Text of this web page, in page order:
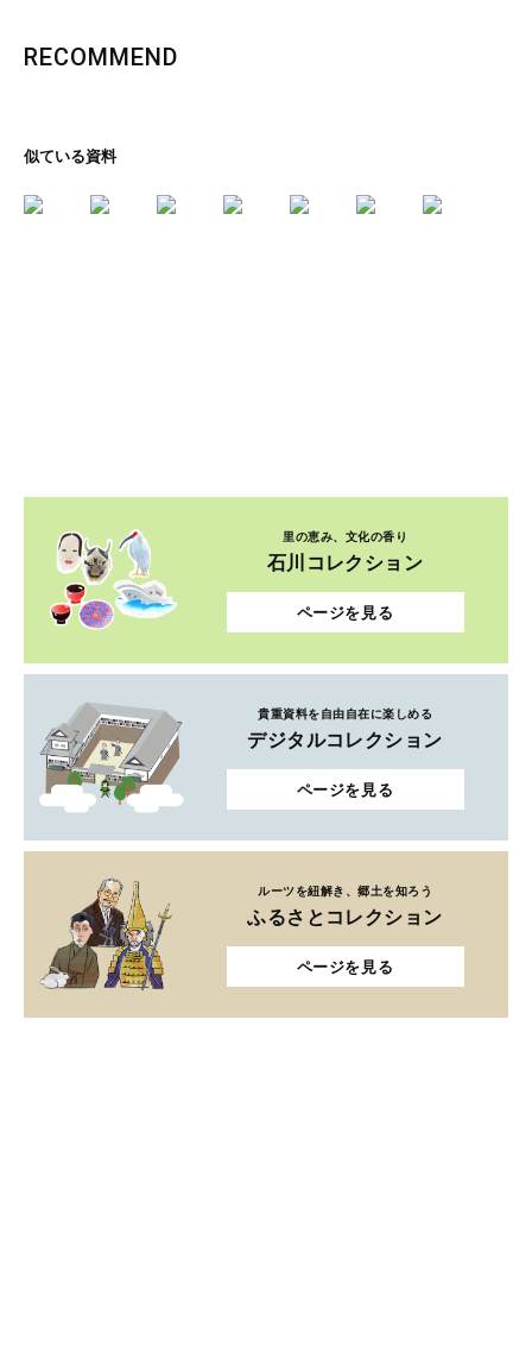
RECOMMEND
似ている資料
里の恵み、文化の香り
石川コレクション
ページを見る
貴重資料を自由自在に楽しめる
デジタルコレクション
ページを見る
ルーツを紐解き、郷土を知ろう
ふるさとコレクション
ページを見る